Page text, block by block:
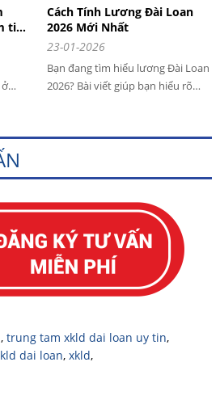
tiếp
thị
ở
mở
Cách Tính Lương Đài Loan
2026 Mới Nhất
23-01-2026
Bạn đang tìm hiểu lương Đài Loan
2026? Bài viết giúp bạn hiểu rõ
thu nhập thực tế của lao động
tại Đài Loan. Áp dụng từ
nước ngoài làm việc hợp pháp tại
ĐÀI LOAN.
, trung tam xkld dai loan uy tin,
dai loan, xkld,